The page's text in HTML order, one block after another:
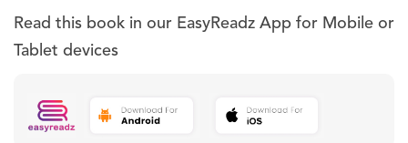
Read this book in our EasyReadz App for Mobile or
Tablet devices